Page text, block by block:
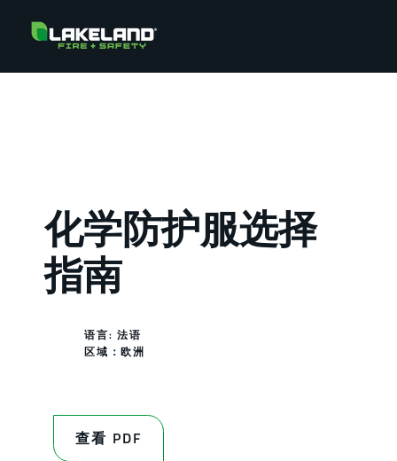
化学防护服选择
指南
语言: 法语
区域：欧洲
查看 PDF